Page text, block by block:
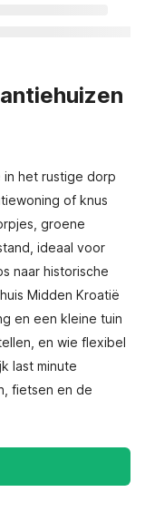
in het rustige dorp
of knus
groene
ideaal voor
naar historische
Midden Kroatië
en een kleine tuin
en wie flexibel
last minute
fietsen en de